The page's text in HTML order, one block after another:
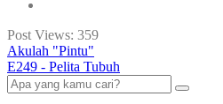
Post Views: 359
Akulah "Pintu"
E249 - Pelita Tubuh